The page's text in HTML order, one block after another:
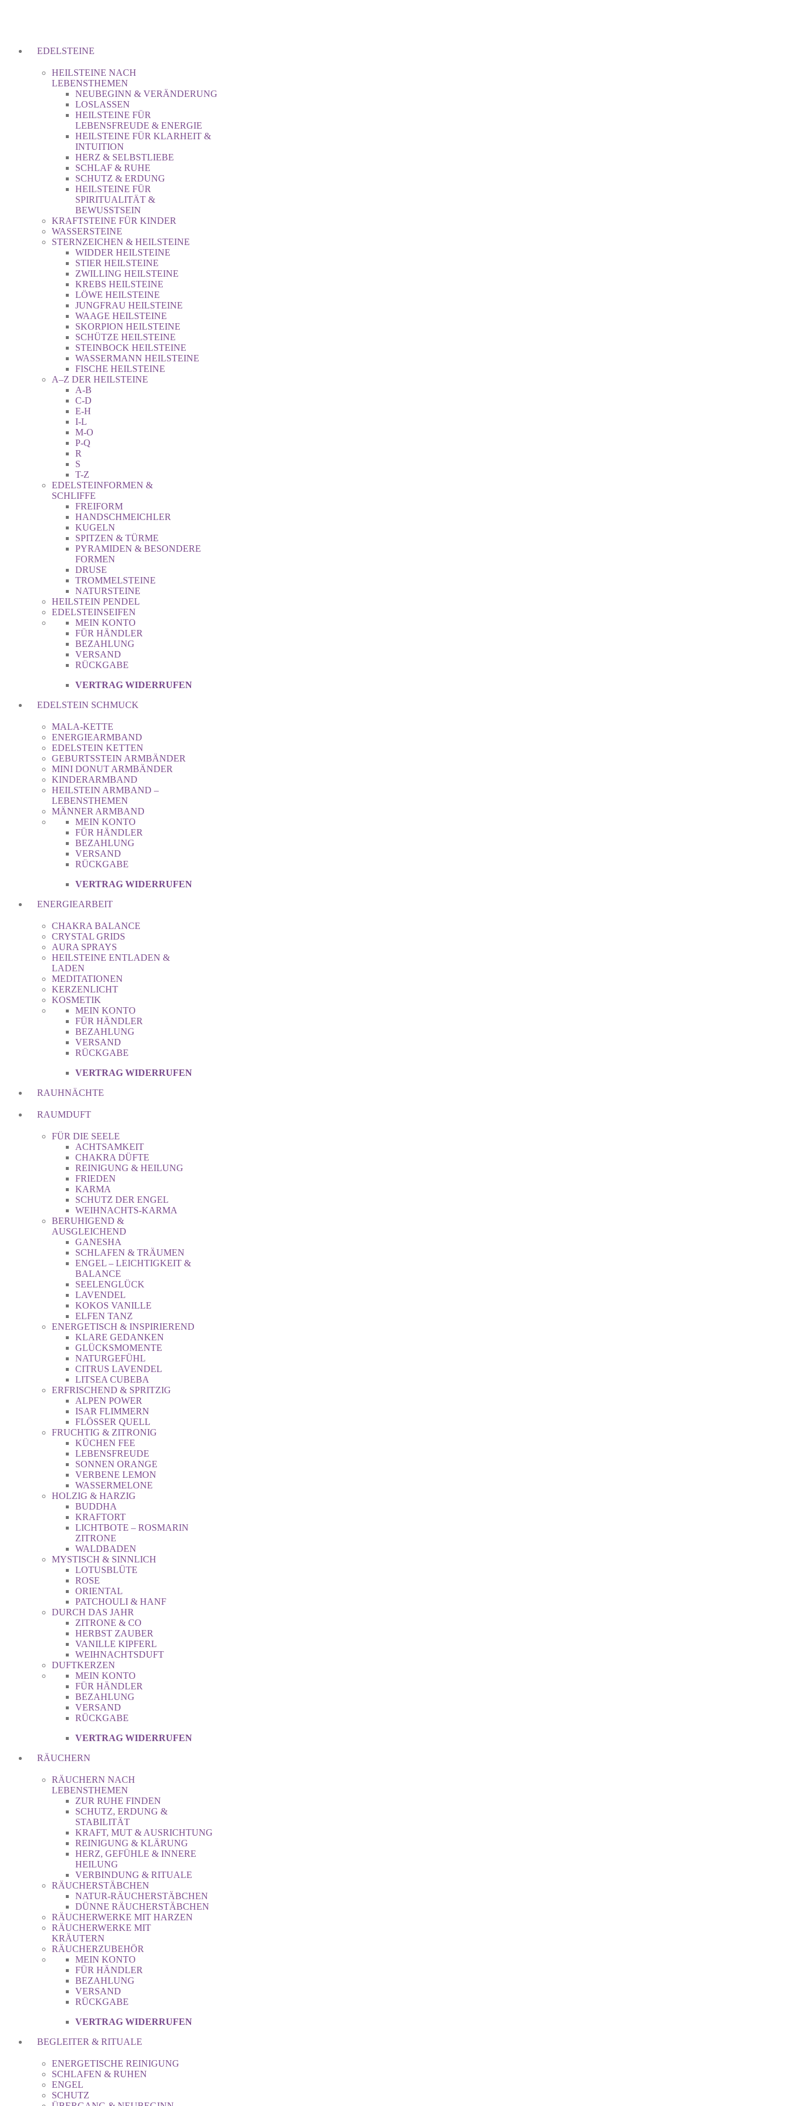
EDELSTEINE
HEILSTEINE NACH
LEBENSTHEMEN
NEUBEGINN & VERÄNDERUNG
LOSLASSEN
HEILSTEINE FÜR
LEBENSFREUDE & ENERGIE
HEILSTEINE FÜR KLARHEIT &
INTUITION
HERZ & SELBSTLIEBE
SCHLAF & RUHE
SCHUTZ & ERDUNG
HEILSTEINE FÜR
SPIRITUALITÄT &
BEWUSSTSEIN
KRAFTSTEINE FÜR KINDER
WASSERSTEINE
STERNZEICHEN & HEILSTEINE
WIDDER HEILSTEINE
STIER HEILSTEINE
ZWILLING HEILSTEINE
KREBS HEILSTEINE
LÖWE HEILSTEINE
JUNGFRAU HEILSTEINE
WAAGE HEILSTEINE
SKORPION HEILSTEINE
SCHÜTZE HEILSTEINE
STEINBOCK HEILSTEINE
WASSERMANN HEILSTEINE
FISCHE HEILSTEINE
A–Z DER HEILSTEINE
A-B
C-D
E-H
I-L
M-O
P-Q
R
S
T-Z
EDELSTEINFORMEN &
SCHLIFFE
FREIFORM
HANDSCHMEICHLER
KUGELN
SPITZEN & TÜRME
PYRAMIDEN & BESONDERE
FORMEN
DRUSE
TROMMELSTEINE
NATURSTEINE
HEILSTEIN PENDEL
EDELSTEINSEIFEN
MEIN KONTO
FÜR HÄNDLER
BEZAHLUNG
VERSAND
RÜCKGABE
VERTRAG WIDERRUFEN
EDELSTEIN SCHMUCK
MALA-KETTE
ENERGIEARMBAND
EDELSTEIN KETTEN
GEBURTSSTEIN ARMBÄNDER
MINI DONUT ARMBÄNDER
KINDERARMBAND
HEILSTEIN ARMBAND –
LEBENSTHEMEN
MÄNNER ARMBAND
MEIN KONTO
FÜR HÄNDLER
BEZAHLUNG
VERSAND
RÜCKGABE
VERTRAG WIDERRUFEN
ENERGIEARBEIT
CHAKRA BALANCE
CRYSTAL GRIDS
AURA SPRAYS
HEILSTEINE ENTLADEN &
LADEN
MEDITATIONEN
KERZENLICHT
KOSMETIK
MEIN KONTO
FÜR HÄNDLER
BEZAHLUNG
VERSAND
RÜCKGABE
VERTRAG WIDERRUFEN
RAUHNÄCHTE
RAUMDUFT
FÜR DIE SEELE
ACHTSAMKEIT
CHAKRA DÜFTE
REINIGUNG & HEILUNG
FRIEDEN
KARMA
SCHUTZ DER ENGEL
WEIHNACHTS-KARMA
BERUHIGEND &
AUSGLEICHEND
GANESHA
SCHLAFEN & TRÄUMEN
ENGEL – LEICHTIGKEIT &
BALANCE
SEELENGLÜCK
LAVENDEL
KOKOS VANILLE
ELFEN TANZ
ENERGETISCH & INSPIRIEREND
KLARE GEDANKEN
GLÜCKSMOMENTE
NATURGEFÜHL
CITRUS LAVENDEL
LITSEA CUBEBA
ERFRISCHEND & SPRITZIG
ALPEN POWER
ISAR FLIMMERN
FLÖSSER QUELL
FRUCHTIG & ZITRONIG
KÜCHEN FEE
LEBENSFREUDE
SONNEN ORANGE
VERBENE LEMON
WASSERMELONE
HOLZIG & HARZIG
BUDDHA
KRAFTORT
LICHTBOTE – ROSMARIN
ZITRONE
WALDBADEN
MYSTISCH & SINNLICH
LOTUSBLÜTE
ROSE
ORIENTAL
PATCHOULI & HANF
DURCH DAS JAHR
ZITRONE & CO
HERBST ZAUBER
VANILLE KIPFERL
WEIHNACHTSDUFT
DUFTKERZEN
MEIN KONTO
FÜR HÄNDLER
BEZAHLUNG
VERSAND
RÜCKGABE
VERTRAG WIDERRUFEN
RÄUCHERN
RÄUCHERN NACH
LEBENSTHEMEN
ZUR RUHE FINDEN
SCHUTZ, ERDUNG &
STABILITÄT
KRAFT, MUT & AUSRICHTUNG
REINIGUNG & KLÄRUNG
HERZ, GEFÜHLE & INNERE
HEILUNG
VERBINDUNG & RITUALE
RÄUCHERSTÄBCHEN
NATUR-RÄUCHERSTÄBCHEN
DÜNNE RÄUCHERSTÄBCHEN
RÄUCHERWERKE MIT HARZEN
RÄUCHERWERKE MIT
KRÄUTERN
RÄUCHERZUBEHÖR
MEIN KONTO
FÜR HÄNDLER
BEZAHLUNG
VERSAND
RÜCKGABE
VERTRAG WIDERRUFEN
BEGLEITER & RITUALE
ENERGETISCHE REINIGUNG
SCHLAFEN & RUHEN
ENGEL
SCHUTZ